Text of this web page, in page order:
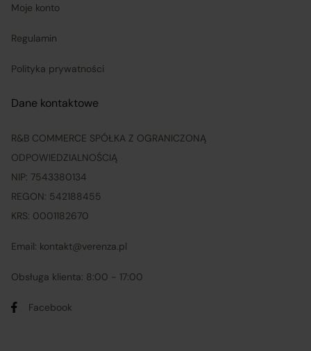
Moje konto
Regulamin
Polityka prywatności
Dane kontaktowe
R&B COMMERCE SPÓŁKA Z OGRANICZONĄ
ODPOWIEDZIALNOŚCIĄ
NIP: 7543380134
REGON: 542188455
KRS: 0001182670
Email: kontakt@verenza.pl
Obsługa klienta: 8:00 - 17:00
Facebook